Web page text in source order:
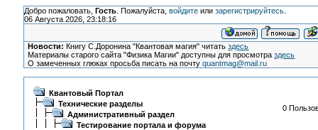
Добро пожаловать, Гость. Пожалуйста, войдитеили зарегистрируйтесь.
06 Августа 2026, 23:18:16
Новости: Книгу С.Доронина "Квантовая магия" читатьздесь
Материалы старого сайта "Физика Магии" доступны для просмотраздесь
О замеченных глюках просьба писать на почтуquantmag@mail.ru
Квантовый Портал
Технические разделы
Административный раздел
Тестирование портала и форума
0